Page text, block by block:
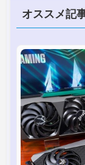
オススメ記